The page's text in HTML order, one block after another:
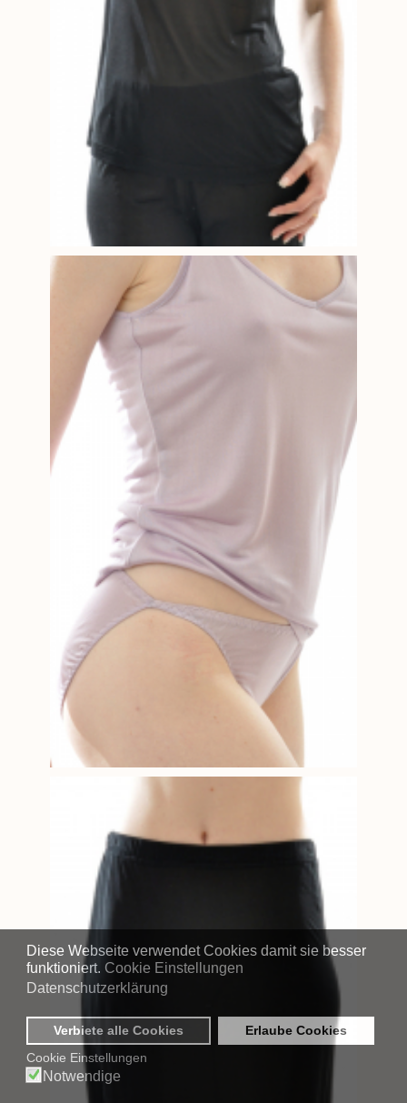
Diese Webseite verwendet Cookies damit sie besser
funktioniert. Cookie Einstellungen
Datenschutzerklärung
Verbiete alle Cookies
Erlaube Cookies
Cookie Einstellungen
Notwendige